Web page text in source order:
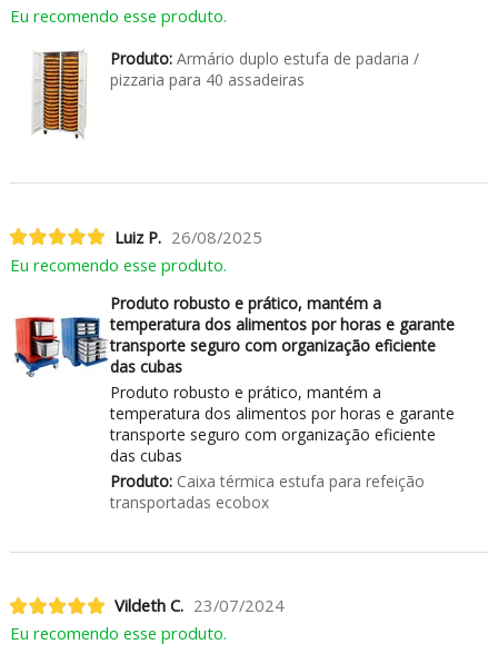
Eu recomendo esse produto.
Produto:Armário duplo estufa de padaria /
pizzaria para 40 assadeiras
Luiz P. 26/08/2025
Eu recomendo esse produto.
Produto robusto e prático, mantém a
temperatura dos alimentos por horas e garante
transporte seguro com organização eficiente
das cubas
Produto robusto e prático, mantém a
temperatura dos alimentos por horas e garante
transporte seguro com organização eficiente
das cubas
Produto:Caixa térmica estufa para refeição
transportadas ecobox
Vildeth C. 23/07/2024
Eu recomendo esse produto.